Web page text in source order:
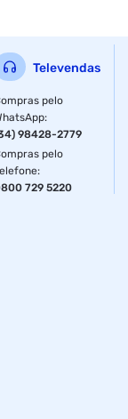
Televendas
pelo
:
98428-2779
pelo
:
729 5220